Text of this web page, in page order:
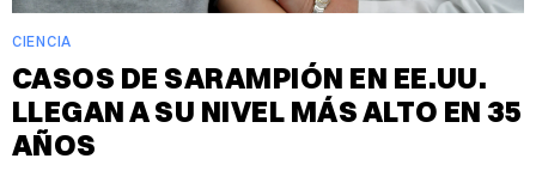
CIENCIA
CASOS DE SARAMPIÓN EN EE.UU.
LLEGAN A SU NIVEL MÁS ALTO EN 35
AÑOS